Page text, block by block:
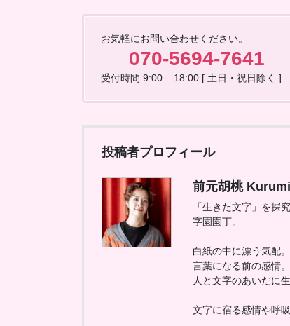
お気軽にお問い合わせください。
070-5694-7641
受付時間 9:00 – 18:00 [ 土日・祝日除く ]
投稿者プロフィール
前元胡桃
「生きた文字」を探
字園園丁。
白紙の中に漂う気配。
言葉になる前の感情。
人と文字のあいだに
文字に宿る感情や呼